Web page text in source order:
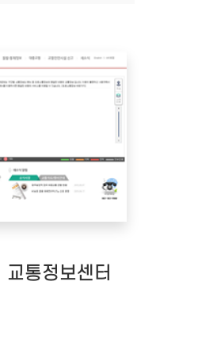
통정보센터